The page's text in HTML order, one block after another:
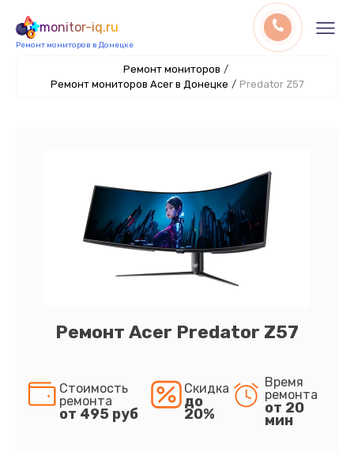
monitor-iq.ru
Ремонт мониторов в Донецке
Ремонт мониторов /
Ремонт мониторов Acer в Донецке / Predator Z57
Ремонт Acer Predator Z57
Стоимость
ремонта
от 495 руб
Скидка
до
20%
Время
ремонта
от 20
мин